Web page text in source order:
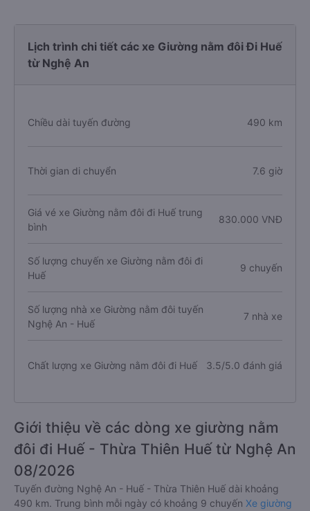
Lịch trình chi tiết các xe Giường nằm đôi Đi Huế
từ Nghệ An
Chiều dài tuyến đường 490 km
Thời gian di chuyển 7.6 giờ
Giá vé xe Giường nằm đôi đi Huế trung
bình
830.000 VNĐ
Số lượng chuyến xe Giường nằm đôi đi
Huế
9 chuyến
Số lượng nhà xe Giường nằm đôi tuyến
Nghệ An - Huế
7 nhà xe
Chất lượng xe Giường nằm đôi đi Huế 3.5/5.0 đánh giá
Giới thiệu về các dòng xe giường nằm
đôi đi Huế - Thừa Thiên Huế từ Nghệ An
08/2026
Tuyến đường Nghệ An - Huế - Thừa Thiên Huế dài khoảng
490 km. Trung bình mỗi ngày có khoảng 9 chuyến Xe giường